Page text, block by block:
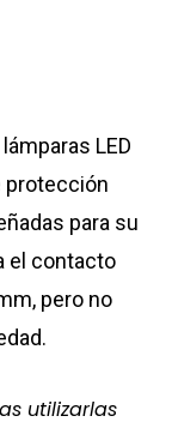
LED
protección
para su
el contacto
pero no
utilizarlas